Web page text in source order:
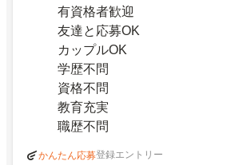
有資格者歓迎
友達と応募OK
カップルOK
学歴不問
資格不問
教育充実
職歴不問
かんたん応募登録エントリー